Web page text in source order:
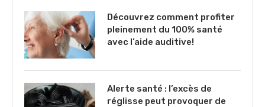
Découvrez comment profiter
pleinement du 100% santé
avec l’aide auditive!
Alerte santé : l’excès de
réglisse peut provoquer de